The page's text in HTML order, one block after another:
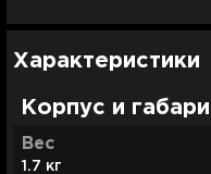
Характеристики
Корпус и
Вес
1.7 кг